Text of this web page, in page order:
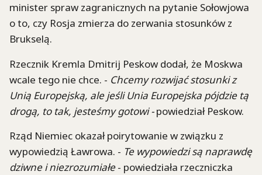
minister spraw zagranicznych na pytanie Sołowjowa
o to, czy Rosja zmierza do zerwania stosunków z
Brukselą.
Rzecznik Kremla Dmitrij Peskow dodał, że Moskwa
wcale tego nie chce. - Chcemy rozwijać stosunki z
Unią Europejską, ale jeśli Unia Europejska pójdzie tą
drogą, to tak, jesteśmy gotowi -powiedział Peskow.
Rząd Niemiec okazał poirytowanie w związku z
wypowiedzią Ławrowa. - Te wypowiedzi są naprawdę
dziwne i niezrozumiałe- powiedziała rzeczniczka